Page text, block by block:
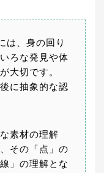
は、身の回り
ろな発見や体
大切です。
に抽象的な認
素材の理解
その「点」の
」の理解とな